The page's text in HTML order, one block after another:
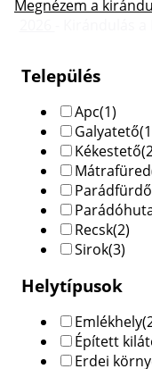
Megnézem a
Település
Apc(1)
Galyatető
Kékestető
Mátrafüred
Parádfürdő
Recsk(2)
Sirok(3)
Helytípusok
Emlékhely
Épített
Erdei